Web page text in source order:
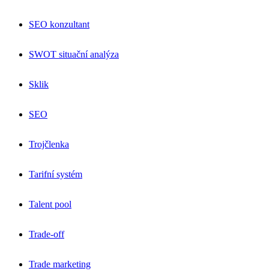
SEO konzultant
SWOT situační analýza
Sklik
SEO
Trojčlenka
Tarifní systém
Talent pool
Trade-off
Trade marketing